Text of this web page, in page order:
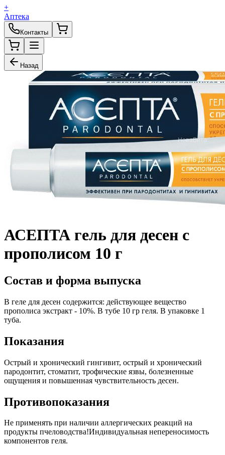
+
Аптека
Контакты
Назад
АСЕПТА гель для десен с
прополисом 10 г
Состав и форма выпуска
В геле для десен содержится: действующее вещество
прополиса экстракт - 10%. В тубе 10 гр геля. В упаковке 1
туба.
Показания
Острый и хронический гингивит, острый и хронический
пародонтит, стоматит, трофические язвы, болезненные
ощущения и повышенная чувствительность десен.
Противопоказания
Не применять при наличии аллергических реакций на
продукты пчеловодства!Индивидуальная непереносимость
компонентов геля.